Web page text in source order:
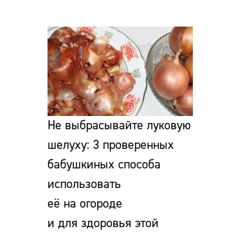
Не выбрасывайте луковую
шелуху: 3 проверенных
бабушкиных способа
использовать
её на огороде
и для здоровья этой